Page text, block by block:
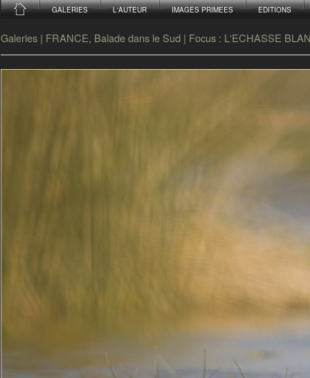
GALERIES L'AUTEUR IMAGES PRIMEES EDITIONS
Galeries | FRANCE, Balade dans le Sud | Focus : L'ECHASSE